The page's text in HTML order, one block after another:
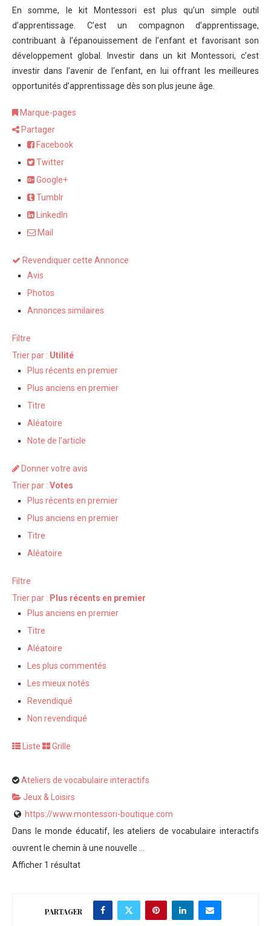
En somme, le kit Montessori est plus qu’un simple outil
d’apprentissage. C’est un compagnon d’apprentissage,
contribuant à l’épanouissement de l’enfant et favorisant son
développement global. Investir dans un kit Montessori, c’est
investir dans l’avenir de l’enfant, en lui offrant les meilleures
opportunités d’apprentissage dès son plus jeune âge.
Marque-pages
Partager
Facebook
Twitter
Google+
Tumblr
LinkedIn
Mail
Revendiquer cette Annonce
Avis
Photos
Annonces similaires
Filtre
Trier par : Utilité
Plus récents en premier
Plus anciens en premier
Titre
Aléatoire
Note de l’article
Donner votre avis
Trier par : Votes
Plus récents en premier
Plus anciens en premier
Titre
Aléatoire
Filtre
Trier par : Plus récents en premier
Plus anciens en premier
Titre
Aléatoire
Les plus commentés
Les mieux notés
Revendiqué
Non revendiqué
Liste Grille
Ateliers de vocabulaire interactifs
Jeux & Loisirs
https://www.montessori-boutique.com
Dans le monde éducatif, les ateliers de vocabulaire interactifs
ouvrent le chemin à une nouvelle ...
Afficher 1 résultat
PARTAGER